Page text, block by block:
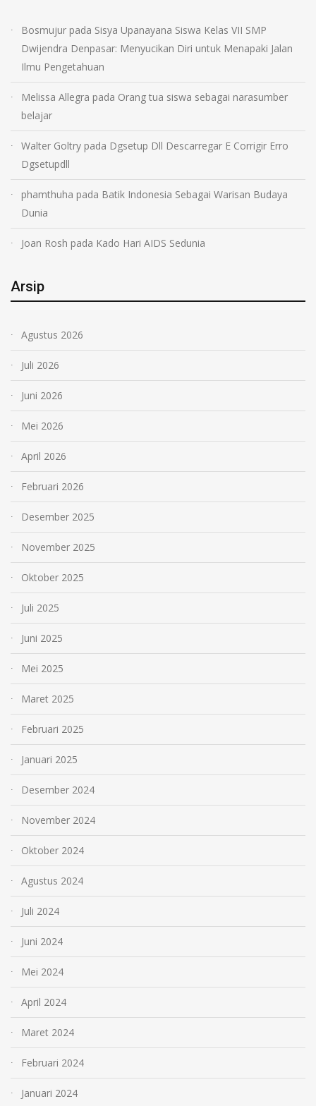
Bosmujur pada Sisya Upanayana Siswa Kelas VII SMP
Dwijendra Denpasar: Menyucikan Diri untuk Menapaki Jalan
Ilmu Pengetahuan
Melissa Allegra pada Orang tua siswa sebagai narasumber
belajar
Walter Goltry pada Dgsetup Dll Descarregar E Corrigir Erro
Dgsetupdll
phamthuha pada Batik Indonesia Sebagai Warisan Budaya
Dunia
Joan Rosh pada Kado Hari AIDS Sedunia
Arsip
Agustus 2026
Juli 2026
Juni 2026
Mei 2026
April 2026
Februari 2026
Desember 2025
November 2025
Oktober 2025
Juli 2025
Juni 2025
Mei 2025
Maret 2025
Februari 2025
Januari 2025
Desember 2024
November 2024
Oktober 2024
Agustus 2024
Juli 2024
Juni 2024
Mei 2024
April 2024
Maret 2024
Februari 2024
Januari 2024